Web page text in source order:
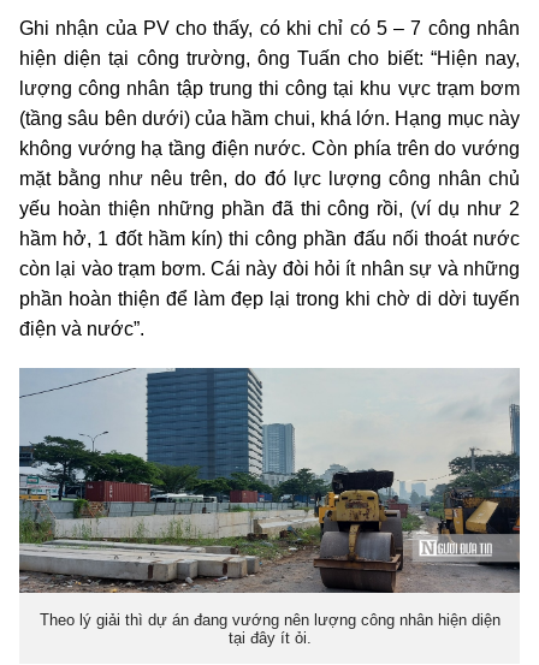
Ghi nhận của PV cho thấy, có khi chỉ có 5 – 7 công nhân
hiện diện tại công trường, ông Tuấn cho biết: “Hiện nay,
lượng công nhân tập trung thi công tại khu vực trạm bơm
(tầng sâu bên dưới) của hầm chui, khá lớn. Hạng mục này
không vướng hạ tầng điện nước. Còn phía trên do vướng
mặt bằng như nêu trên, do đó lực lượng công nhân chủ
yếu hoàn thiện những phần đã thi công rồi, (ví dụ như 2
hầm hở, 1 đốt hầm kín) thi công phần đấu nối thoát nước
còn lại vào trạm bơm. Cái này đòi hỏi ít nhân sự và những
phần hoàn thiện để làm đẹp lại trong khi chờ di dời tuyến
điện và nước”.
Theo lý giải thì dự án đang vướng nên lượng công nhân hiện diện
tại đây ít ỏi.